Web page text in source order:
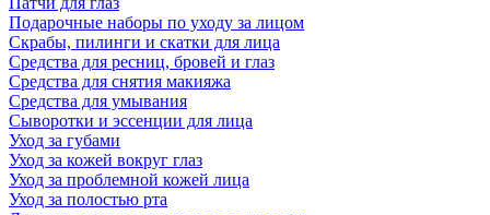
Подарочные наборы по уходу за лицом
Скрабы, пилинги и скатки для лица
Средства для ресниц, бровей и глаз
Средства для снятия макияжа
Средства для умывания
Сыворотки и эссенции для лица
Уход за губами
Уход за кожей вокруг глаз
Уход за проблемной кожей лица
Уход за полостью рта